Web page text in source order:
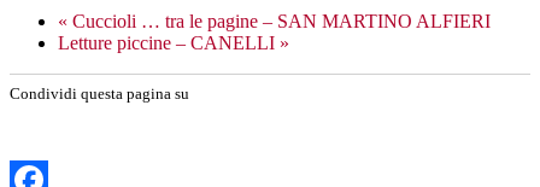
« Cuccioli … tra le pagine – SAN MARTINO ALFIERI
Letture piccine – CANELLI »
Condividi questa pagina su